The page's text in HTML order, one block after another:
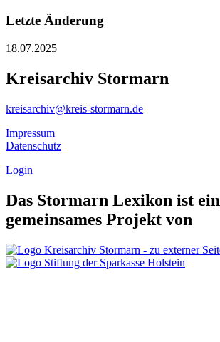
Letzte Änderung
18.07.2025
Kreisarchiv Stormarn
kreisarchiv@kreis-stormarn.de
Impressum
Datenschutz
Login
Das Stormarn Lexikon ist ein
gemeinsames Projekt von